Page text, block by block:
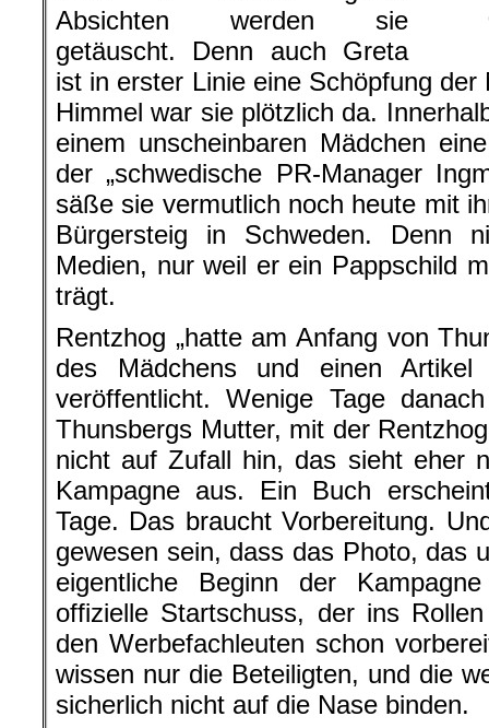
Absichten werden sie
getäuscht. Denn auch Greta
ist in erster Linie eine Schöpfung
Himmel war sie plötzlich da.
einem unscheinbaren Mädchen
der „schwedische PR-Manager
säße sie vermutlich noch heute mit
Bürgersteig in Schweden. Denn
Medien, nur weil er ein Pappschild
trägt.
Rentzhog „hatte am Anfang von
des Mädchens und einen
veröffentlicht. Wenige Tage
Thunsbergs Mutter, mit der
nicht auf Zufall hin, das sieht eher
Kampagne aus. Ein Buch
Tage. Das braucht Vorbereitung.
gewesen sein, dass das Photo, das
eigentliche Beginn der
offizielle Startschuss, der ins
den Werbefachleuten schon
wissen nur die Beteiligten, und die
sicherlich nicht auf die Nase binden.